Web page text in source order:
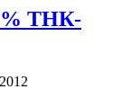
ТНК-